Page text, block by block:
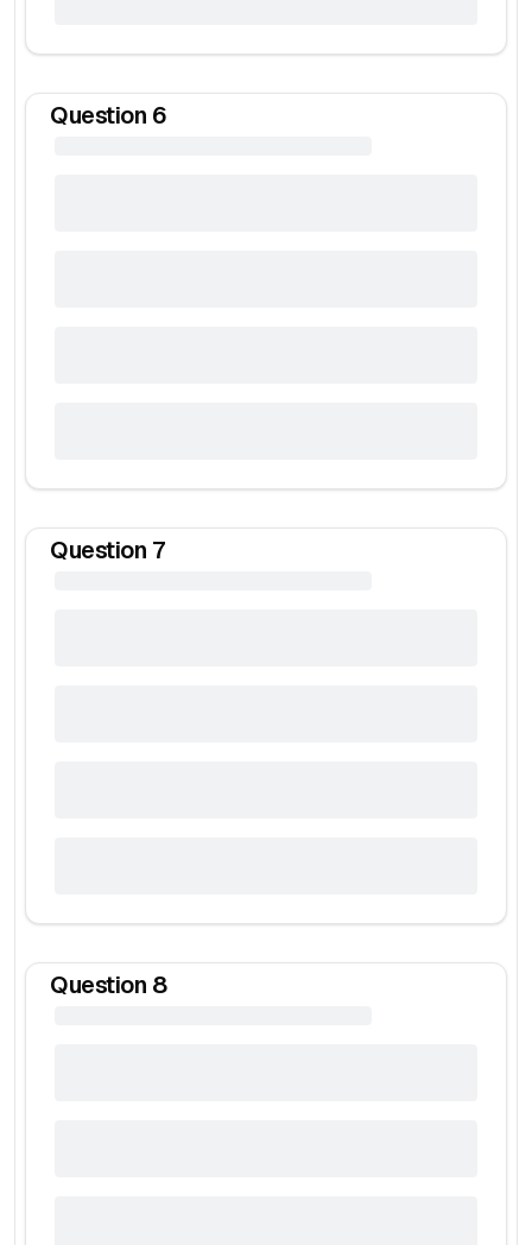
Question 6
Question 7
Question 8